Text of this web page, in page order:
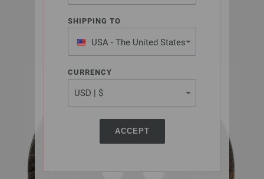
SHIPPING TO
USA - The United States
of America
CURRENCY
ACCEPT